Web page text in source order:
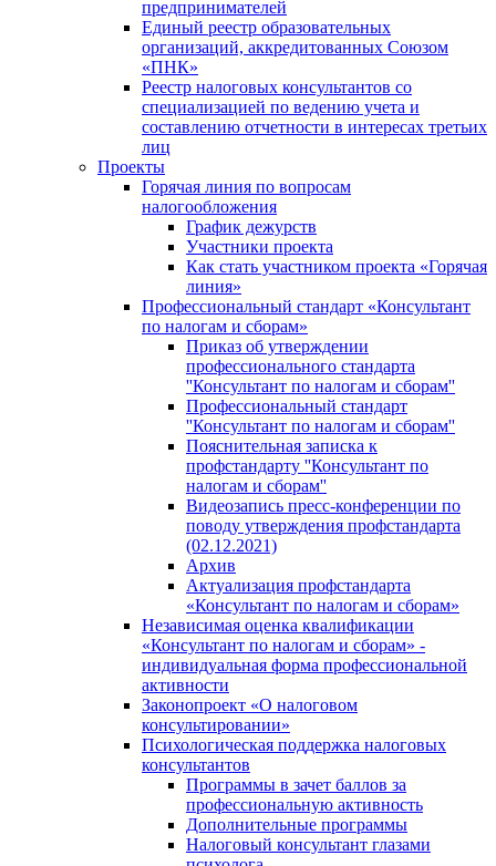
предпринимателей
Единый реестр образовательных
организаций, аккредитованных Союзом
«ПНК»
Реестр налоговых консультантов со
специализацией по ведению учета и
составлению отчетности в интересах третьих
лиц
Проекты
Горячая линия по вопросам
налогообложения
График дежурств
Участники проекта
Как стать участником проекта «Горячая
линия»
Профессиональный стандарт «Консультант
по налогам и сборам»
Приказ об утверждении
профессионального стандарта
''Консультант по налогам и сборам''
Профессиональный стандарт
''Консультант по налогам и сборам''
Пояснительная записка к
профстандарту ''Консультант по
налогам и сборам''
Видеозапись пресс-конференции по
поводу утверждения профстандарта
(02.12.2021)
Архив
Актуализация профстандарта
«Консультант по налогам и сборам»
Независимая оценка квалификации
«Консультант по налогам и сборам» -
индивидуальная форма профессиональной
активности
Законопроект «О налоговом
консультировании»
Психологическая поддержка налоговых
консультантов
Программы в зачет баллов за
профессиональную активность
Дополнительные программы
Налоговый консультант глазами